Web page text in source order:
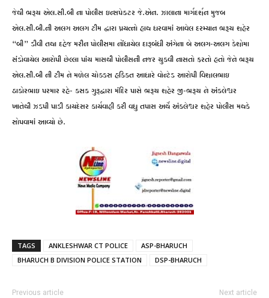
જેથી ભરૂચ એલ.સી.બી ના પોલીસ ઇન્સપેક્ટર જે.એન. ઝાલાના માર્ગદર્શન મુજબ
એલ.સી.બી.ની અલગ અલગ ટીમ દ્વારા પ્રયત્નો હાથ ધરવામાં આવેલ દરમ્યાન ભરૂચ શહેર
“બી” ડીવી તથા દહેજ મરીન પોલીસમા નોંધાયેલ દારૂબંધી અંગેના બે અલગ-અલગ કેશોમા
સંડોવાયેલ આરોપી છેલ્લા પાંચ માસથી પોલીસની નજર ચુકવી નાસતો ફરતો હતો જેને ભરૂચ
એલ.સી.બી ની ટીમ ને મળેલ ચોક્કસ હકિકત આધારે વોન્ટેડ આરોપી વિશાલભાઇ
ઠાકોરભાઇ પરમાર રહે- કસક ગુરૂદ્વારા મંદિર પાસે ભરૂચ શહેર જી-ભરૂચ ને અંકલેશ્વર
ખાતેથી ઝડપી પાડી કાયદેસર કાર્યવાહી કરી વધુ તપાસ અર્થે અંકલેશ્વર શહેર પોલીસ મથકે
સોપવામાં આવ્યો છે.
TAGS ANKLESHWAR CT POLICE
ASP-BHARUCH
BHARUCH B DIVISION POLICE STATION
DSP-BHARUCH
Previous article Next article